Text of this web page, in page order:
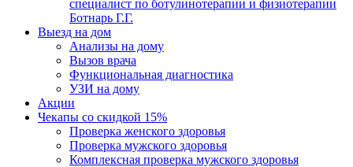
специалист по ботулинотерапии и физиотерапии
Ботнарь Г.Г.
Выезд на дом
Анализы на дому
Вызов врача
Функциональная диагностика
УЗИ на дому
Акции
Чекапы со скидкой 15%
Проверка женского здоровья
Проверка мужского здоровья
Комплексная проверка мужского здоровья